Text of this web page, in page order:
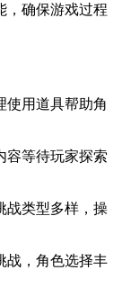
，确保游戏过程
使用道具帮助角
容等待玩家探索
战类型多样，操
战，角色选择丰